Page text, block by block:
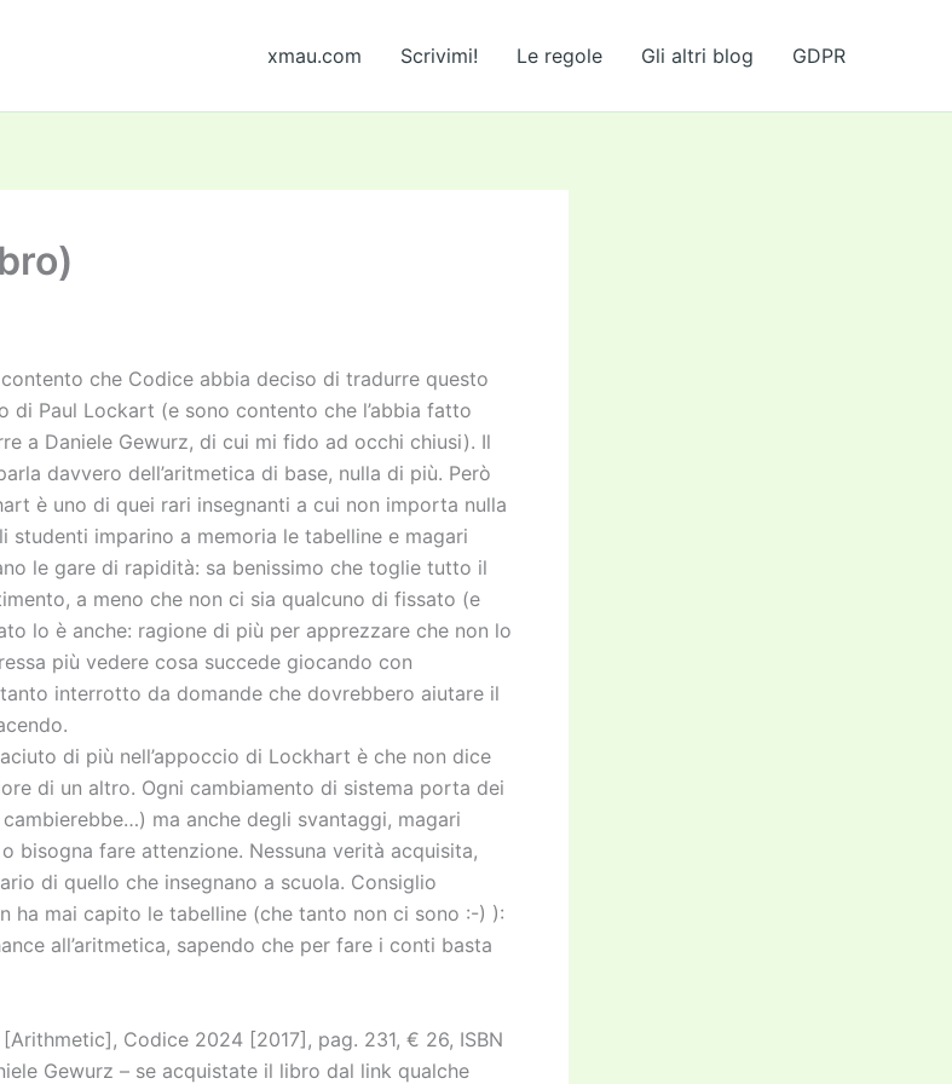
xmau.com Scrivimi! Le regole Gli altri blog GDPR
che Codice abbia deciso di tradurre questo
di Paul Lockart (e sono contento che l’abbia fatto
a Daniele Gewurz, di cui mi fido ad occhi chiusi). Il
davvero dell’aritmetica di base, nulla di più. Però
è uno di quei rari insegnanti a cui non importa nulla
studenti imparino a memoria le tabelline e magari
le gare di rapidità: sa benissimo che toglie tutto il
a meno che non ci sia qualcuno di fissato (e
lo è anche: ragione di più per apprezzare che non lo
più vedere cosa succede giocando con
interrotto da domande che dovrebbero aiutare il
di più nell’appoccio di Lockhart è che non dice
di un altro. Ogni cambiamento di sistema porta dei
ma anche degli svantaggi, magari
bisogna fare attenzione. Nessuna verità acquisita,
di quello che insegnano a scuola. Consiglio
ha mai capito le tabelline (che tanto non ci sono :-) ):
all’aritmetica, sapendo che per fare i conti basta
[Arithmetic], Codice 2024 [2017], pag. 231, € 26, ISBN
Gewurz – se acquistate il libro dal link qualche